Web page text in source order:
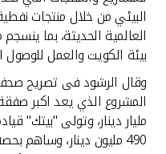
مواقع الفروع وأجهزة
ألمانيا
ماليزيا
البيئي من خلال منتجات
العالمية الحديثة، بما
بيئة الكويت والعمل
وقال الرشود فى تصريح
مليار دينار، وتولى "بيتك"
490 مليون دينار،